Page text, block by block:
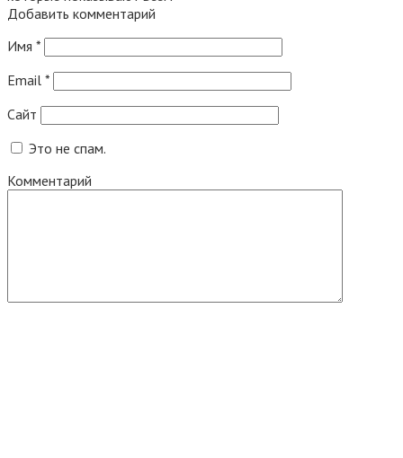
Добавить комментарий
Имя *
Email *
Сайт
Это не спам.
Комментарий